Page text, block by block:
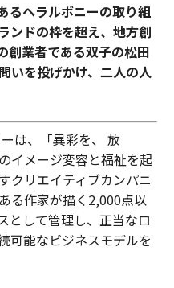
るヘラルボニーの取り組
ンドの枠を超え、地方創
創業者である双子の松田
いを投げかけ、二人の人
は、「異彩を、 放
イメージ変容と福祉を起
クリエイティブカンパニ
る作家が描く2,000点以
として管理し、正当なロ
可能なビジネスモデルを